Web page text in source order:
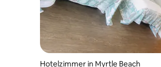
Hotelzimmer in Myrtle Beach